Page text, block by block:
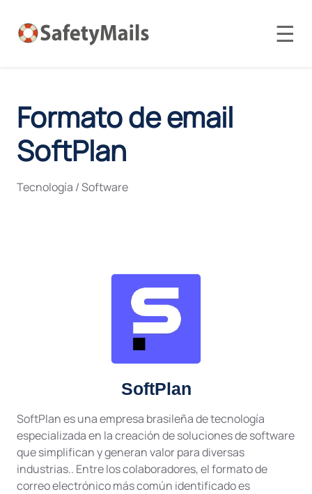
☰
Formato de email
SoftPlan
Tecnología / Software
SoftPlan
SoftPlan es una empresa brasileña de tecnología
especializada en la creación de soluciones de software
que simplifican y generan valor para diversas
industrias.. Entre los colaboradores, el formato de
correo electrónico más común identificado es